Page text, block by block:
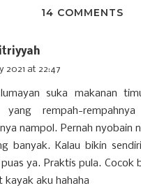
14 COMMENTS
2021 at 22:47
suka makanan
yang rempah-
nampol. Pernah nyobain
banyak. Kalau bikin
ya. Praktis pula. Cocok
kayak aku hahaha